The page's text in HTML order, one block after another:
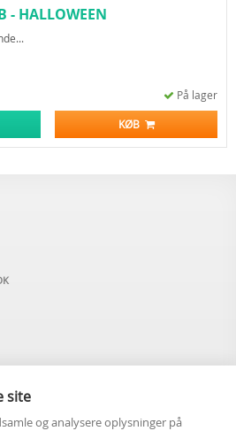
- HALLOWEEN
På lager
KØB
site
og analysere oplysninger på